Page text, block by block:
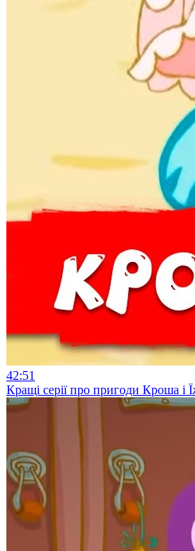
42:51
Кращі серії про пригоди Кроша і